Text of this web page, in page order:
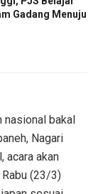
Gadang Menuju
nasional bakal
Nagari
acara akan
(23/3)